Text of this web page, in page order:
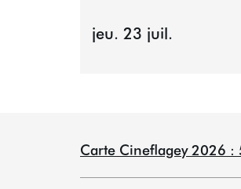
jeu. 23 juil.
Carte Cineflagey 2026